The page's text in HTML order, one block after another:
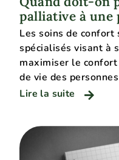
palliative à une
Les soins de confort
spécialisés visant à
maximiser le
de vie des
Lire la suite